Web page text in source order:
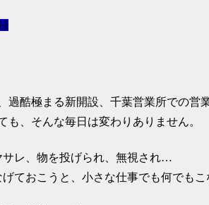
過酷極まる新開設、千葉営業所での営
も、そんな毎日は変わりありません。
レ、物を投げられ、無視され…
ておこうと、小さな仕事でも何でもこ